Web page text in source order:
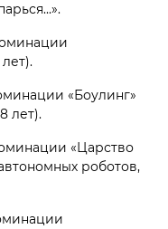
«Боулинг»
лет).
«Царство
роботов,